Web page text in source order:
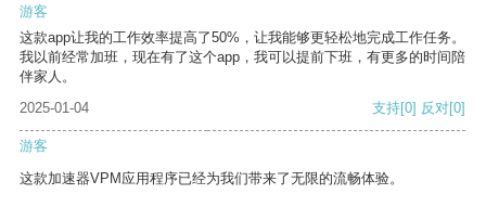
游客
这款app让我的工作效率提高了50%，让我能够更轻松地完成工作任务。
我以前经常加班，现在有了这个app，我可以提前下班，有更多的时间陪
伴家人。
2025-01-04
支持[0] 反对[0]
游客
这款加速器VPM应用程序已经为我们带来了无限的流畅体验。